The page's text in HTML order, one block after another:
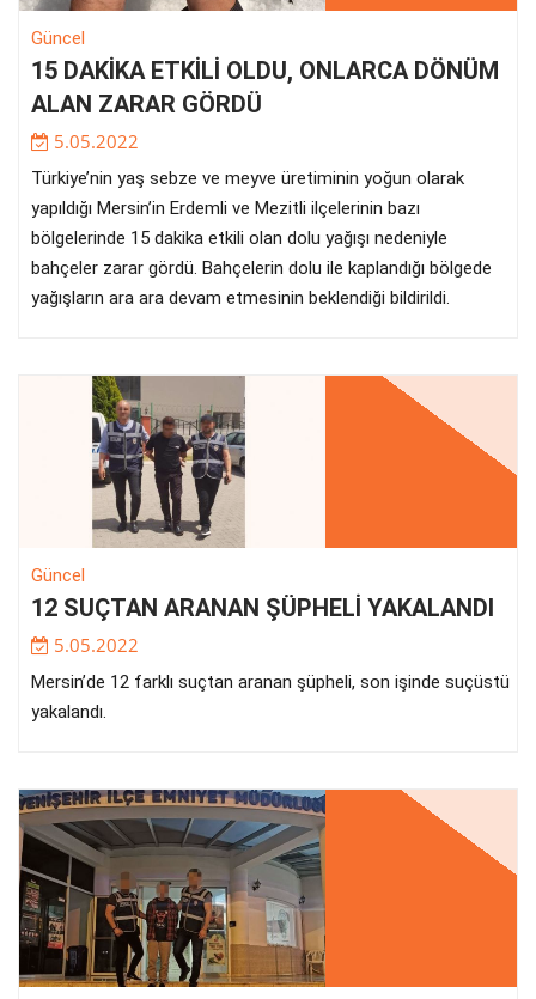
Güncel
15 DAKİKA ETKİLİ OLDU, ONLARCA DÖNÜM
ALAN ZARAR GÖRDÜ
5.05.2022
Türkiye’nin yaş sebze ve meyve üretiminin yoğun olarak
yapıldığı Mersin’in Erdemli ve Mezitli ilçelerinin bazı
bölgelerinde 15 dakika etkili olan dolu yağışı nedeniyle
bahçeler zarar gördü. Bahçelerin dolu ile kaplandığı bölgede
yağışların ara ara devam etmesinin beklendiği bildirildi.
Güncel
12 SUÇTAN ARANAN ŞÜPHELİ YAKALANDI
5.05.2022
Mersin’de 12 farklı suçtan aranan şüpheli, son işinde suçüstü
yakalandı.